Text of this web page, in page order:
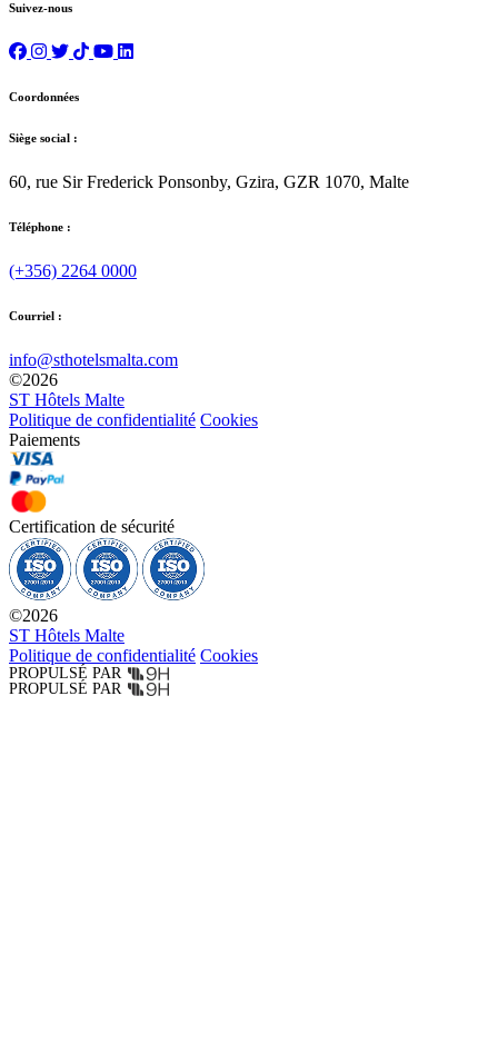
Suivez-nous
Coordonnées
Siège social :
60, rue Sir Frederick Ponsonby, Gzira, GZR 1070, Malte
Téléphone :
(+356) 2264 0000
Courriel :
info@sthotelsmalta.com
©2026
ST Hôtels Malte
Politique de confidentialité Cookies
Paiements
Certification de sécurité
©2026
ST Hôtels Malte
Politique de confidentialité Cookies
PROPULSÉ PAR
PROPULSÉ PAR